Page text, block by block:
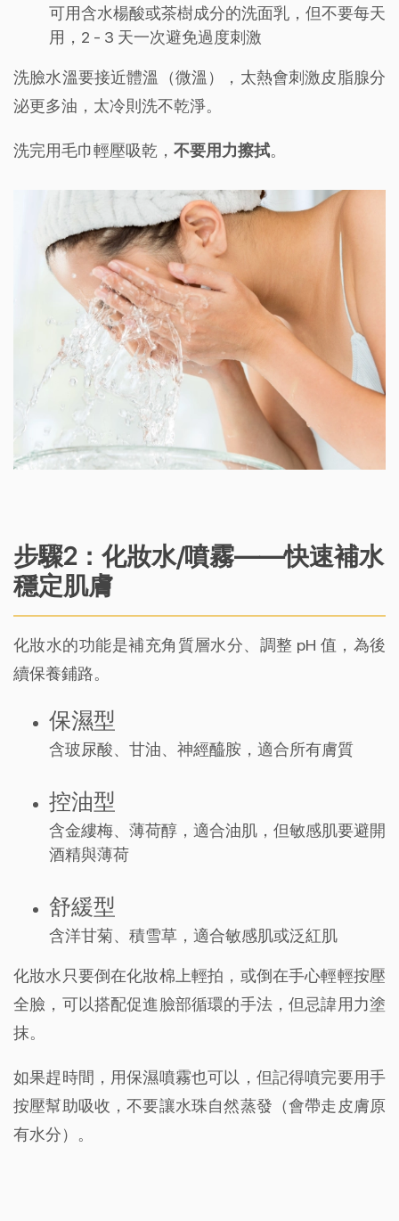
可用含水楊酸或茶樹成分的洗面乳，但不要每天
用，2 - 3 天一次避免過度刺激
洗臉水溫要接近體溫（微溫），太熱會刺激皮脂腺分
泌更多油，太冷則洗不乾淨。
洗完用毛巾輕壓吸乾， 不要用力擦拭。
步驟2：化妝水/噴霧——快速補水
穩定肌膚
化妝水的功能是補充角質層水分、調整 pH 值，為後
續保養鋪路。
保濕型
含玻尿酸、甘油、神經醯胺，適合所有膚質
控油型
含金縷梅、薄荷醇，適合油肌，但敏感肌要避開
酒精與薄荷
舒緩型
含洋甘菊、積雪草，適合敏感肌或泛紅肌
化妝水只要倒在化妝棉上輕拍，或倒在手心輕輕按壓
全臉，可以搭配促進臉部循環的手法，但忌諱用力塗
抹。
如果趕時間，用保濕噴霧也可以，但記得噴完要用手
按壓幫助吸收，不要讓水珠自然蒸發（會帶走皮膚原
有水分）。